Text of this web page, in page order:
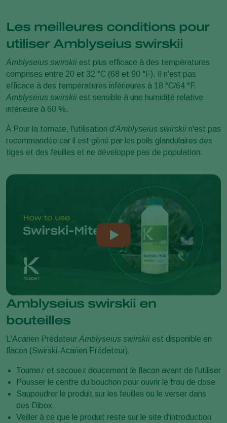
Les meilleures conditions pour
utiliser Amblyseius swirskii
Amblyseius swirskii est plus efficace à des températures
comprises entre 20 et 32 °C (68 et 90 °F). Il n'est pas
efficace à des températures inférieures à 18 °C/64 °F.
Amblyseius swirskii est sensible à une humidité relative
inférieure à 60 %.
À Pour la tomate, l'utilisation d'Amblyseius swirskii n'est pas
recommandée car il est gêné par les poils glandulaires des
tiges et des feuilles et ne développe pas de population.
Amblyseius swirskii en
bouteilles
L'Acarien Prédateur Amblyseius swirskii est disponible en
flacon (Swirski-Acarien Prédateur).
Tournez et secouez doucement le flacon avant de l'utiliser
Pousser le centre du bouchon pour ouvrir le trou de dose
Saupoudrer le produit sur les feuilles ou le verser dans
des Dibox.
Veiller à ce que le produit reste sur le site d'introduction